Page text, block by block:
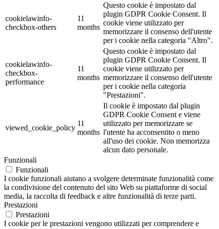
cookielawinfo-
checkbox-others
11
months
Questo cookie è impostato dal
plugin GDPR Cookie Consent. Il
cookie viene utilizzato per
memorizzare il consenso dell'utente
per i cookie nella categoria "Altro".
cookielawinfo-
checkbox-
performance
11
months
Questo cookie è impostato dal
plugin GDPR Cookie Consent. Il
cookie viene utilizzato per
memorizzare il consenso dell'utente
per i cookie nella categoria
"Prestazioni".
viewed_cookie_policy
11
months
Il cookie è impostato dal plugin
GDPR Cookie Consent e viene
utilizzato per memorizzare se
l'utente ha acconsentito o meno
all'uso dei cookie. Non memorizza
alcun dato personale.
Funzionali
Funzionali
I cookie funzionali aiutano a svolgere determinate funzionalità come
la condivisione del contenuto del sito Web su piattaforme di social
media, la raccolta di feedback e altre funzionalità di terze parti.
Prestazioni
Prestazioni
I cookie per le prestazioni vengono utilizzati per comprendere e